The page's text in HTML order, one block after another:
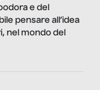
e del
pensare all’idea
nel mondo del